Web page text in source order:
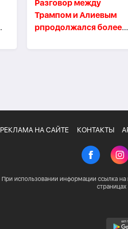
Разговор между
Трампом и Алиевым
рпродолжался более
РЕКЛАМА НА САЙТЕ КОНТАКТЫ
При использовании информации ссылка
страницах